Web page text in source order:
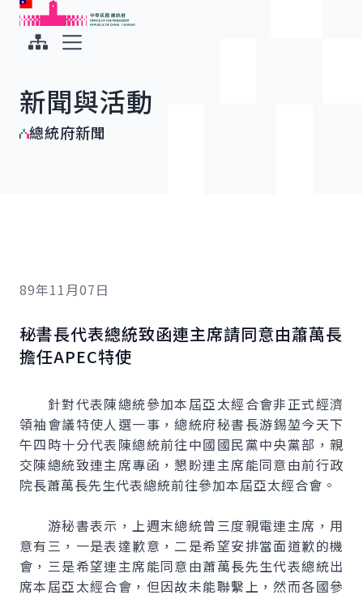
跳到主要內容
中華民國總統府
新聞與活動
總統府新聞
89年11月07日
秘書長代表總統致函連主席請同意由蕭萬長
擔任APEC特使
針對代表陳總統參加本屆亞太經合會非正式經濟
領袖會議特使人選一事，總統府秘書長游錫堃今天下
午四時十分代表陳總統前往中國國民黨中央黨部，親
交陳總統致連主席專函，懇盼連主席能同意由前行政
院長蕭萬長先生代表總統前往參加本屆亞太經合會。
游秘書表示，上週末總統曾三度親電連主席，用
意有三，一是表達歉意，二是希望安排當面道歉的機
會，三是希望連主席能同意由蕭萬長先生代表總統出
席本屆亞太經合會，但因故未能聯繫上，然而各國參